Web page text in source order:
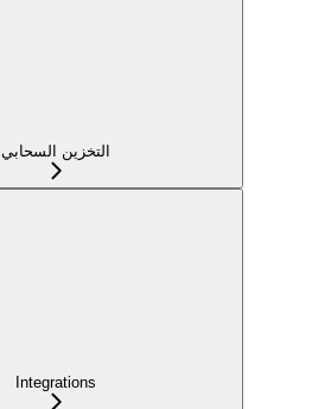
التخزين السحابي
Integrations